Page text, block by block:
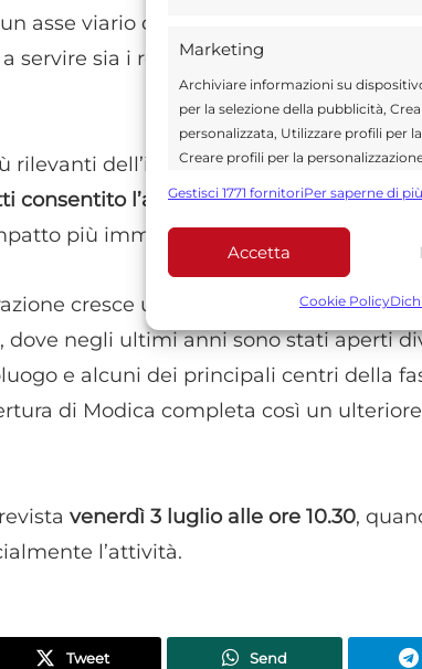
Marketing
Archiviare informazioni su
per la selezione della pubblicità,
personalizzata, Utilizzare profili per
Creare profili per la
Utilizzare dati limitati per la
Funzionalità
Abbinare e combinare dati
alle informazioni trasmesse
Utilizzare dati di
dispositivi in base a
correggere errori, Erogare e
pubblicità e contenuto,
scelte sulla privacy.
Gestisci 1771 fornitoriPer saperne di
Accetta
Cookie Policy
asse viario di collegamento e in
servire sia i residenti sia chi attraversa
rilevanti dell’investimento riguarda
consentito l’assunzione di oltre
più immediato dell’apertura sul
cresce ulteriormente la presenza
dove negli ultimi anni sono stati aperti
e alcuni dei principali centri della
di Modica completa così un
venerdì 3 luglio alle ore 10.30,
l’attività.
Tweet Send